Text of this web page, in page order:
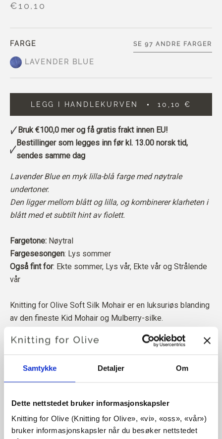
Samtykke Detaljer Om
Dette nettstedet bruker informasjonskapsler
Knitting for Olive (Knitting for Olive», «vi», «oss», «vår»)
bruker informasjonskapsler når du besøker nettstedet
€10,10
FARGE
LAVENDER BLUE
SE 97 ANDRE FARGER
LEGG I HANDLEKURVEN 10,10 €
Bruk€100,0 mer og få gratis frakt innen EU!
Bestillinger som legges inn før kl. 13.00 norsk tid,
sendes samme dag
Lavender Blue en myk lilla-blå farge med nøytrale
undertoner.
Den ligger mellom blått og lilla, og kombinerer klarheten i
blått med et subtilt hint av fiolett.
Fargetone: Nøytral
Fargesesongen: Lys sommer
Også fint for: Ekte sommer, Lys vår, Ekte vår og Strålende
vår
Knitting for Olive Soft Silk Mohair er en luksuriøs blanding
av den fineste Kid Mohair og Mulberry-silke.
Mohairen vår kommer fra angorageiter som er avlet opp i Sør-
Afrika, og garnet er også produsert lokalt. Garnet vårt kan
spores tilbake til de enkelte gårdene, noe som betyr at vi vet
nøyaktig hvilke gårder, bønder og geiter ullen vår kommer fra.
All mohairen vår er uavhengig sertifisert i henhold til
Responsible Mohair Standard (RMS), som er sertifisert av
Control Union,CU 1276494.